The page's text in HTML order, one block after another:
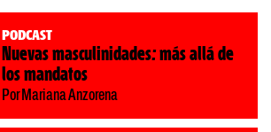
Podcast
Nuevas masculinidades: más allá de
los mandatos
Por Mariana Anzorena